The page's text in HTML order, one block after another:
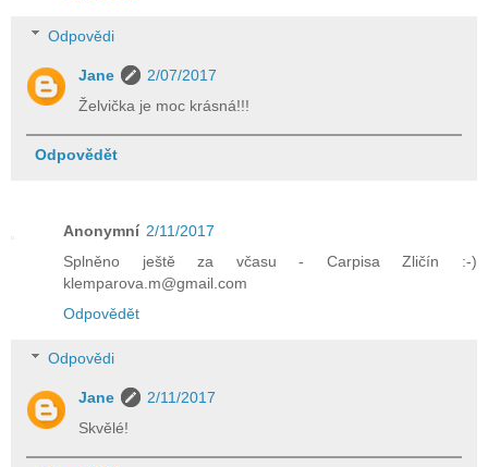
Odpovědi
Jane
2/07/2017
Želvička je moc krásná!!!
Odpovědět
Anonymní 2/11/2017
Splněno ještě za včasu - Carpisa Zličín :-)
klemparova.m@gmail.com
Odpovědět
Odpovědi
Jane
2/11/2017
Skvělé!